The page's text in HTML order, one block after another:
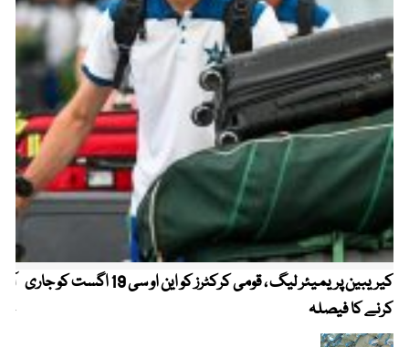
کیریبین پریمیئر لیگ ، قومی کرکٹرز کو این او سی 19 اگست کو جاری
کرنے کا فیصلہ